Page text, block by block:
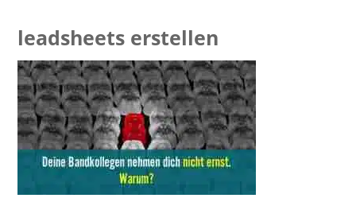
leadsheets erstellen